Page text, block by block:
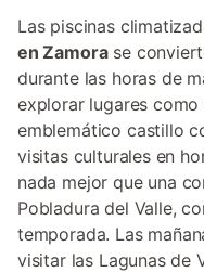
Las piscinas
en Zamorase
durante las horas de
explorar lugares como
emblemático castillo
visitas culturales en
nada mejor que una
Pobladura del Valle,
temporada. Las
visitar las Lagunas de